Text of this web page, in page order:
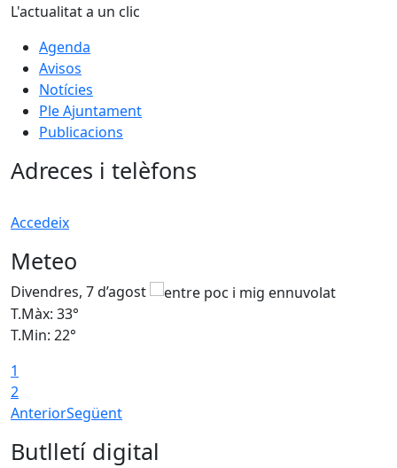
L'actualitat a un clic
Agenda
Avisos
Notícies
Ple Ajuntament
Publicacions
Adreces i telèfons
Accedeix
Meteo
Divendres, 7 d’agost
T.Màx: 33°
T.Min: 22°
1
2
AnteriorSegüent
Butlletí digital